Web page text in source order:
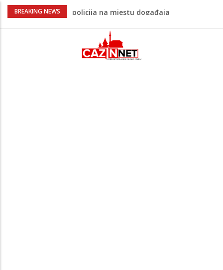
BREAKING NEWS
Ovo je 24-godišnji mladić koji je izgubio
Na Ahiret preselio LJUBIJANKIĆ (Hasan)
Na Ahiret preselio HALILOVIĆ (Smajil)